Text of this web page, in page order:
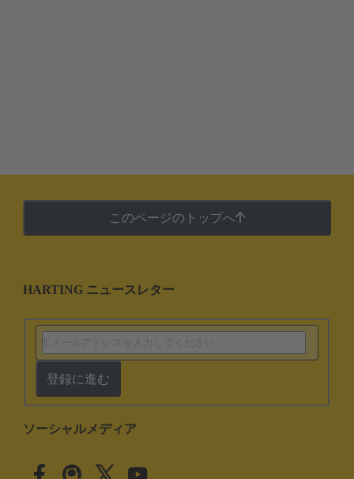
このページのトップへ
HARTING ニュースレター
登録に進む
ソーシャルメディア